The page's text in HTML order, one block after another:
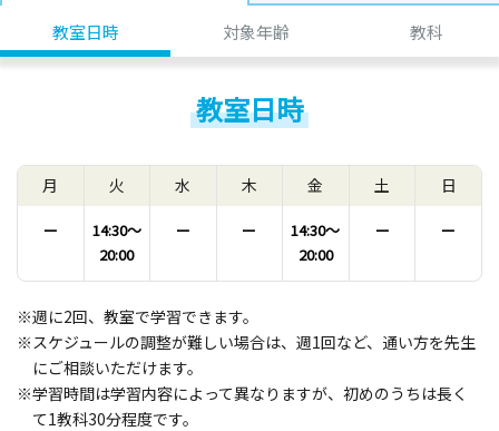
教室日時 対象年齢 教科
教室日時
月
ー
火
14:30〜
20:00
水
ー
木
ー
金
14:30〜
20:00
土
ー
日
ー
※週に2回、教室で学習できます。
※スケジュールの調整が難しい場合は、週1回など、通い方を先生
にご相談いただけます。
※学習時間は学習内容によって異なりますが、初めのうちは長く
て1教科30分程度です。